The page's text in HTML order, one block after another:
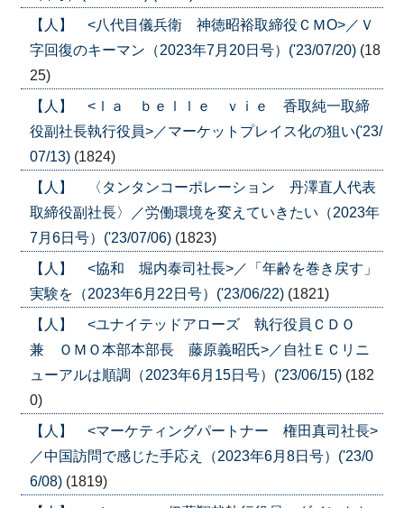
【人】 <八代目儀兵衛 神徳昭裕取締役ＣＭО>／Ｖ
字回復のキーマン（2023年7月20日号）('23/07/20) (18
25)
【人】 <ｌａ ｂｅｌｌｅ ｖｉｅ 香取純一取締
役副社長執行役員>／マーケットプレイス化の狙い('23/
07/13) (1824)
【人】 〈タンタンコーポレーション 丹澤直人代表
取締役副社長〉／労働環境を変えていきたい（2023年
7月6日号）('23/07/06) (1823)
【人】 <協和 堀内泰司社長>／「年齢を巻き戻す」
実験を（2023年6月22日号）('23/06/22) (1821)
【人】 <ユナイテッドアローズ 執行役員ＣＤＯ
兼 ＯＭＯ本部本部長 藤原義昭氏>／自社ＥＣリニ
ューアルは順調（2023年6月15日号）('23/06/15) (182
0)
【人】 <マーケティングパートナー 権田真司社長>
／中国訪問で感じた手応え（2023年6月8日号）('23/0
6/08) (1819)